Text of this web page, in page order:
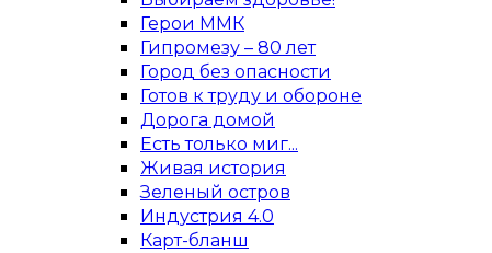
Герои ММК
Гипромезу – 80 лет
Город без опасности
Готов к труду и обороне
Дорога домой
Есть только миг...
Живая история
Зеленый остров
Индустрия 4.0
Карт-бланш